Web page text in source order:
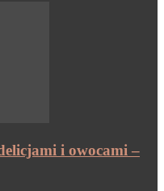
i owocami –